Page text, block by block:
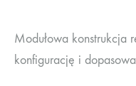
Modułowa konstrukcja
konfigurację i